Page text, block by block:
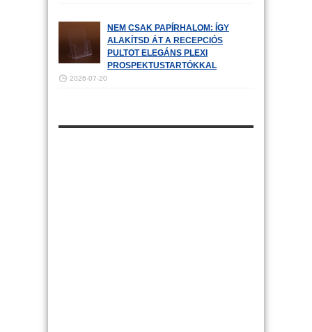
NEM CSAK PAPÍRHALOM: ÍGY
ALAKÍTSD ÁT A RECEPCIÓS
PULTOT ELEGÁNS PLEXI
PROSPEKTUSTARTÓKKAL
2026-07-20